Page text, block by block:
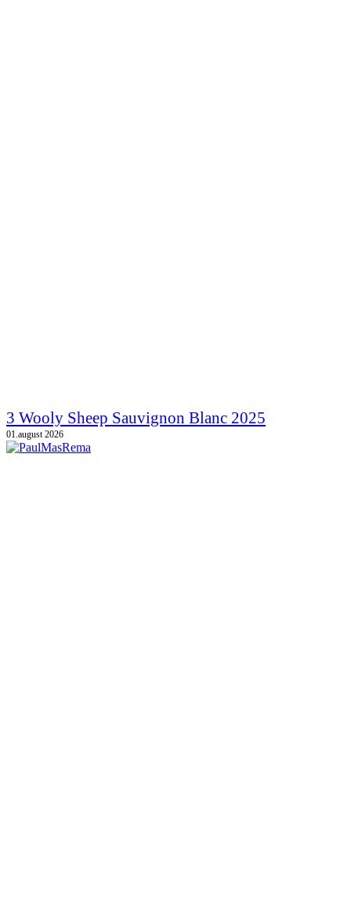
3 Wooly Sheep Sauvignon Blanc 2025
01.august 2026